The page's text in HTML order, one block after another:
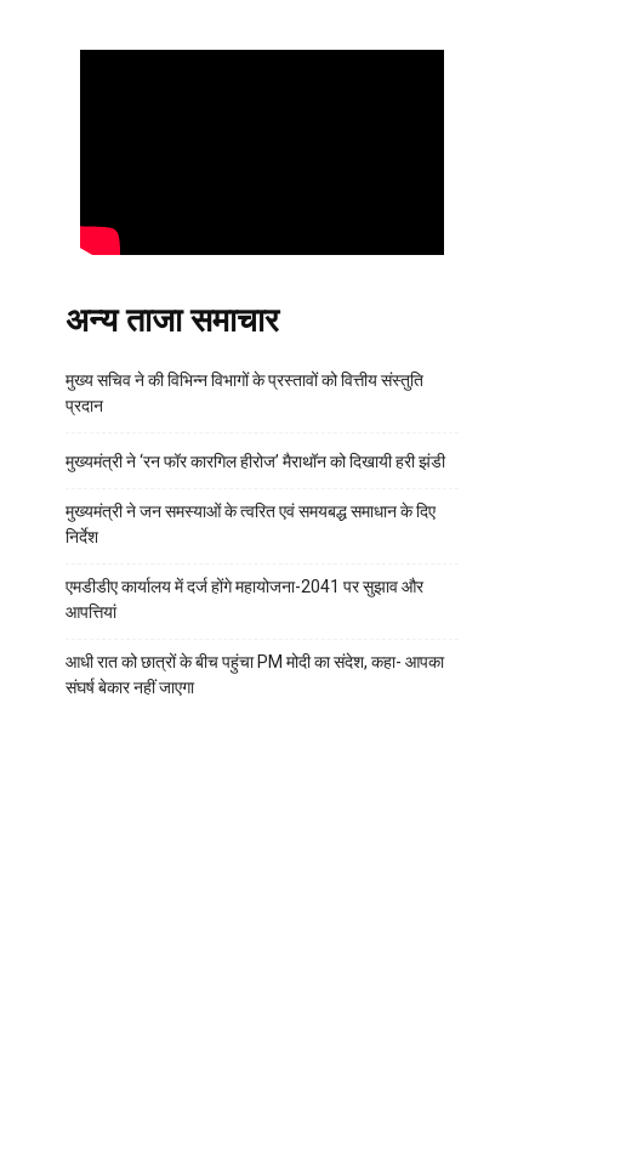
अन्य ताजा समाचार
मुख्य सचिव ने की विभिन्न विभागों के प्रस्तावों को वित्तीय संस्तुति
प्रदान
मुख्यमंत्री ने ‘रन फॉर कारगिल हीरोज’ मैराथॉन को दिखायी हरी झंडी
मुख्यमंत्री ने जन समस्याओं के त्वरित एवं समयबद्ध समाधान के दिए
निर्देश
एमडीडीए कार्यालय में दर्ज होंगे महायोजना-2041 पर सुझाव और
आपत्तियां
आधी रात को छात्रों के बीच पहुंचा PM मोदी का संदेश, कहा- आपका
संघर्ष बेकार नहीं जाएगा